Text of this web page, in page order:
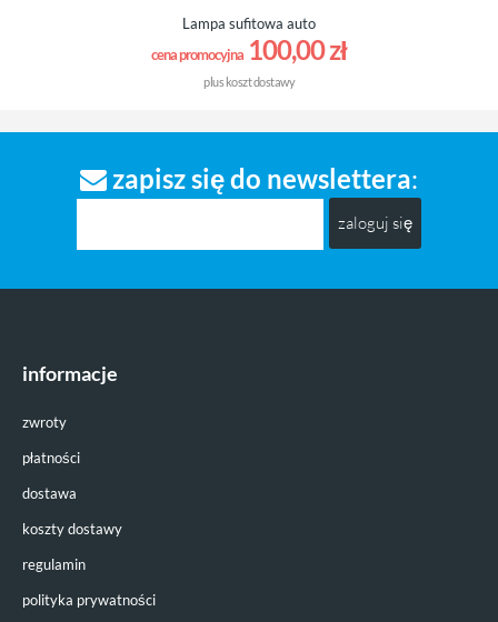
Lampa sufitowa auto
cena promocyjna 100,00 zł
plus koszt dostawy
zapisz się do newslettera
zaloguj się
informacje
zwroty
płatności
dostawa
koszty dostawy
regulamin
polityka prywatności